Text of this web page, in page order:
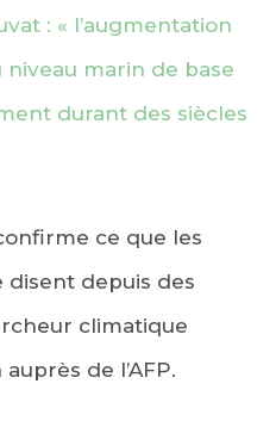
: « l’augmentation
marin de base
durant des siècles
ce que les
disent depuis des
climatique
de l’AFP.